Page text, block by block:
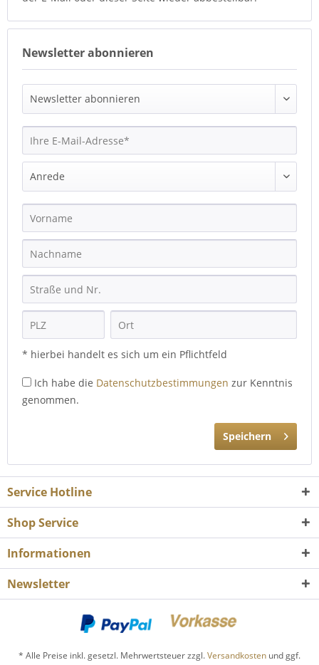
Newsletter abonnieren
* hierbei handelt es sich um ein Pflichtfeld
Ich habe die Datenschutzbestimmungen zur Kenntnis
genommen.
Speichern
Service Hotline
Shop Service
Informationen
Newsletter
* Alle Preise inkl. gesetzl. Mehrwertsteuer zzgl.Versandkosten und ggf.